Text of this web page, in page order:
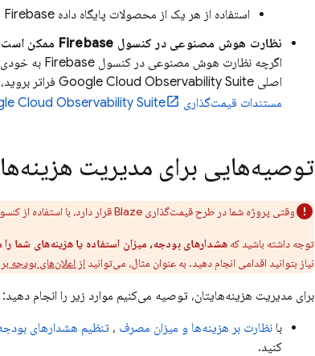
استفاده از هر یک از محصولات پایگاه داده Firebase فراتر از سطوح استفاده رایگان آنها.
نظارت هوش مصنوعی در کنسول Firebase ممکن است
اگرچه نظارت هوش مصنوعی در کنسول Firebase به خودی
اصلی
Google Cloud Observability Suite
فراتر
مستندات قیمت‌گذاری
Cloud Observability Suite
توصیه‌هایی برای مدیریت هزینه‌ها
وقتی پروژه شما در طرح قیمت‌گذاری Blaze قرار دارد، با استفاده از کنسول،
توجه داشته باشید که هشدارهای بودجه، میزان استفاده یا هزینه‌های شما
نیاز بتوانید اقدامی انجام دهید. به عنوان مثال، می‌توانید از اعلان‌های بودجه
برای مدیریت هزینه‌هایتان، توصیه می‌کنیم موارد زیر را انجام دهید:
با نظارت بر هزینه‌ها و میزان مصرف ، تنظیم هشدارهای
کنید.